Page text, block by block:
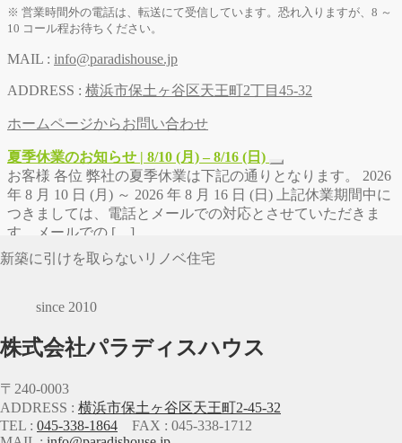
新築に引けを取らないリノベ住宅
since 2010
株式会社パラディスハウス
〒240-0003
ADDRESS : 横浜市保土ヶ谷区天王町2-45-32
TEL : 045-338-1864 FAX : 045-338-1712
※ 営業時間外の電話は、転送にて受信しています。恐れ入りますが、8 ～
10 コール程お待ちください。
MAIL : info@paradishouse.jp
ADDRESS : 横浜市保土ヶ谷区天王町2丁目45-32
ホームページからお問い合わせ
夏季休業のお知らせ | 8/10 (月) – 8/16 (日)
お客様 各位 弊社の夏季休業は下記の通りとなります。 2026
年 8 月 10 日 (月) ～ 2026 年 8 月 16 日 (日) 上記休業期間中に
つきましては、電話とメールでの対応とさせていただきま
す。メールでの […]